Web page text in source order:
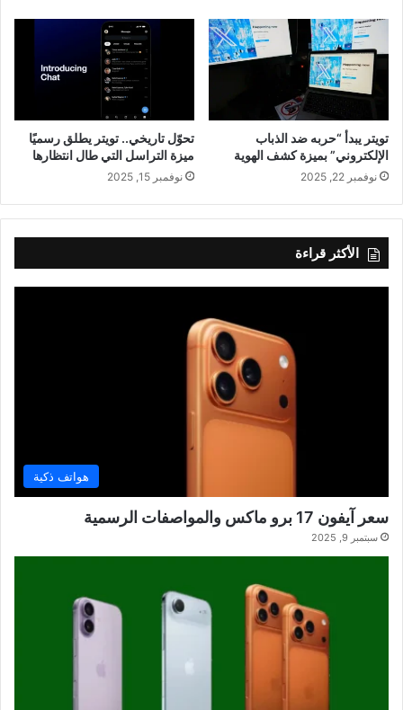
تويتر يبدأ “حربه ضد الذباب
الإلكتروني” بميزة كشف الهوية
نوفمبر 22, 2025
تحوّل تاريخي.. تويتر يطلق رسميًا
ميزة التراسل التي طال انتظارها
نوفمبر 15, 2025
الأكثر قراءة
هواتف ذكية
سعر آيفون 17 برو ماكس والمواصفات الرسمية
سبتمبر 9, 2025